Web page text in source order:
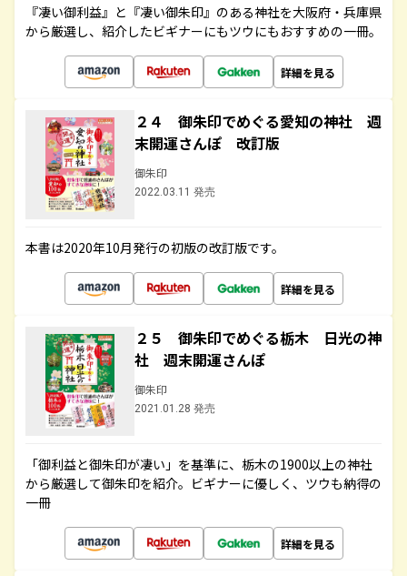
『凄い御利益』と『凄い御朱印』のある神社を大阪府・兵庫県
から厳選し、紹介したビギナーにもツウにもおすすめの一冊。
詳細を見る
２４ 御朱印でめぐる愛知の神社 週
末開運さんぽ 改訂版
御朱印
2022.03.11 発売
本書は2020年10月発行の初版の改訂版です。
詳細を見る
２５ 御朱印でめぐる栃木 日光の神
社 週末開運さんぽ
御朱印
2021.01.28 発売
「御利益と御朱印が凄い」を基準に、栃木の1900以上の神社
から厳選して御朱印を紹介。ビギナーに優しく、ツウも納得の
一冊
詳細を見る